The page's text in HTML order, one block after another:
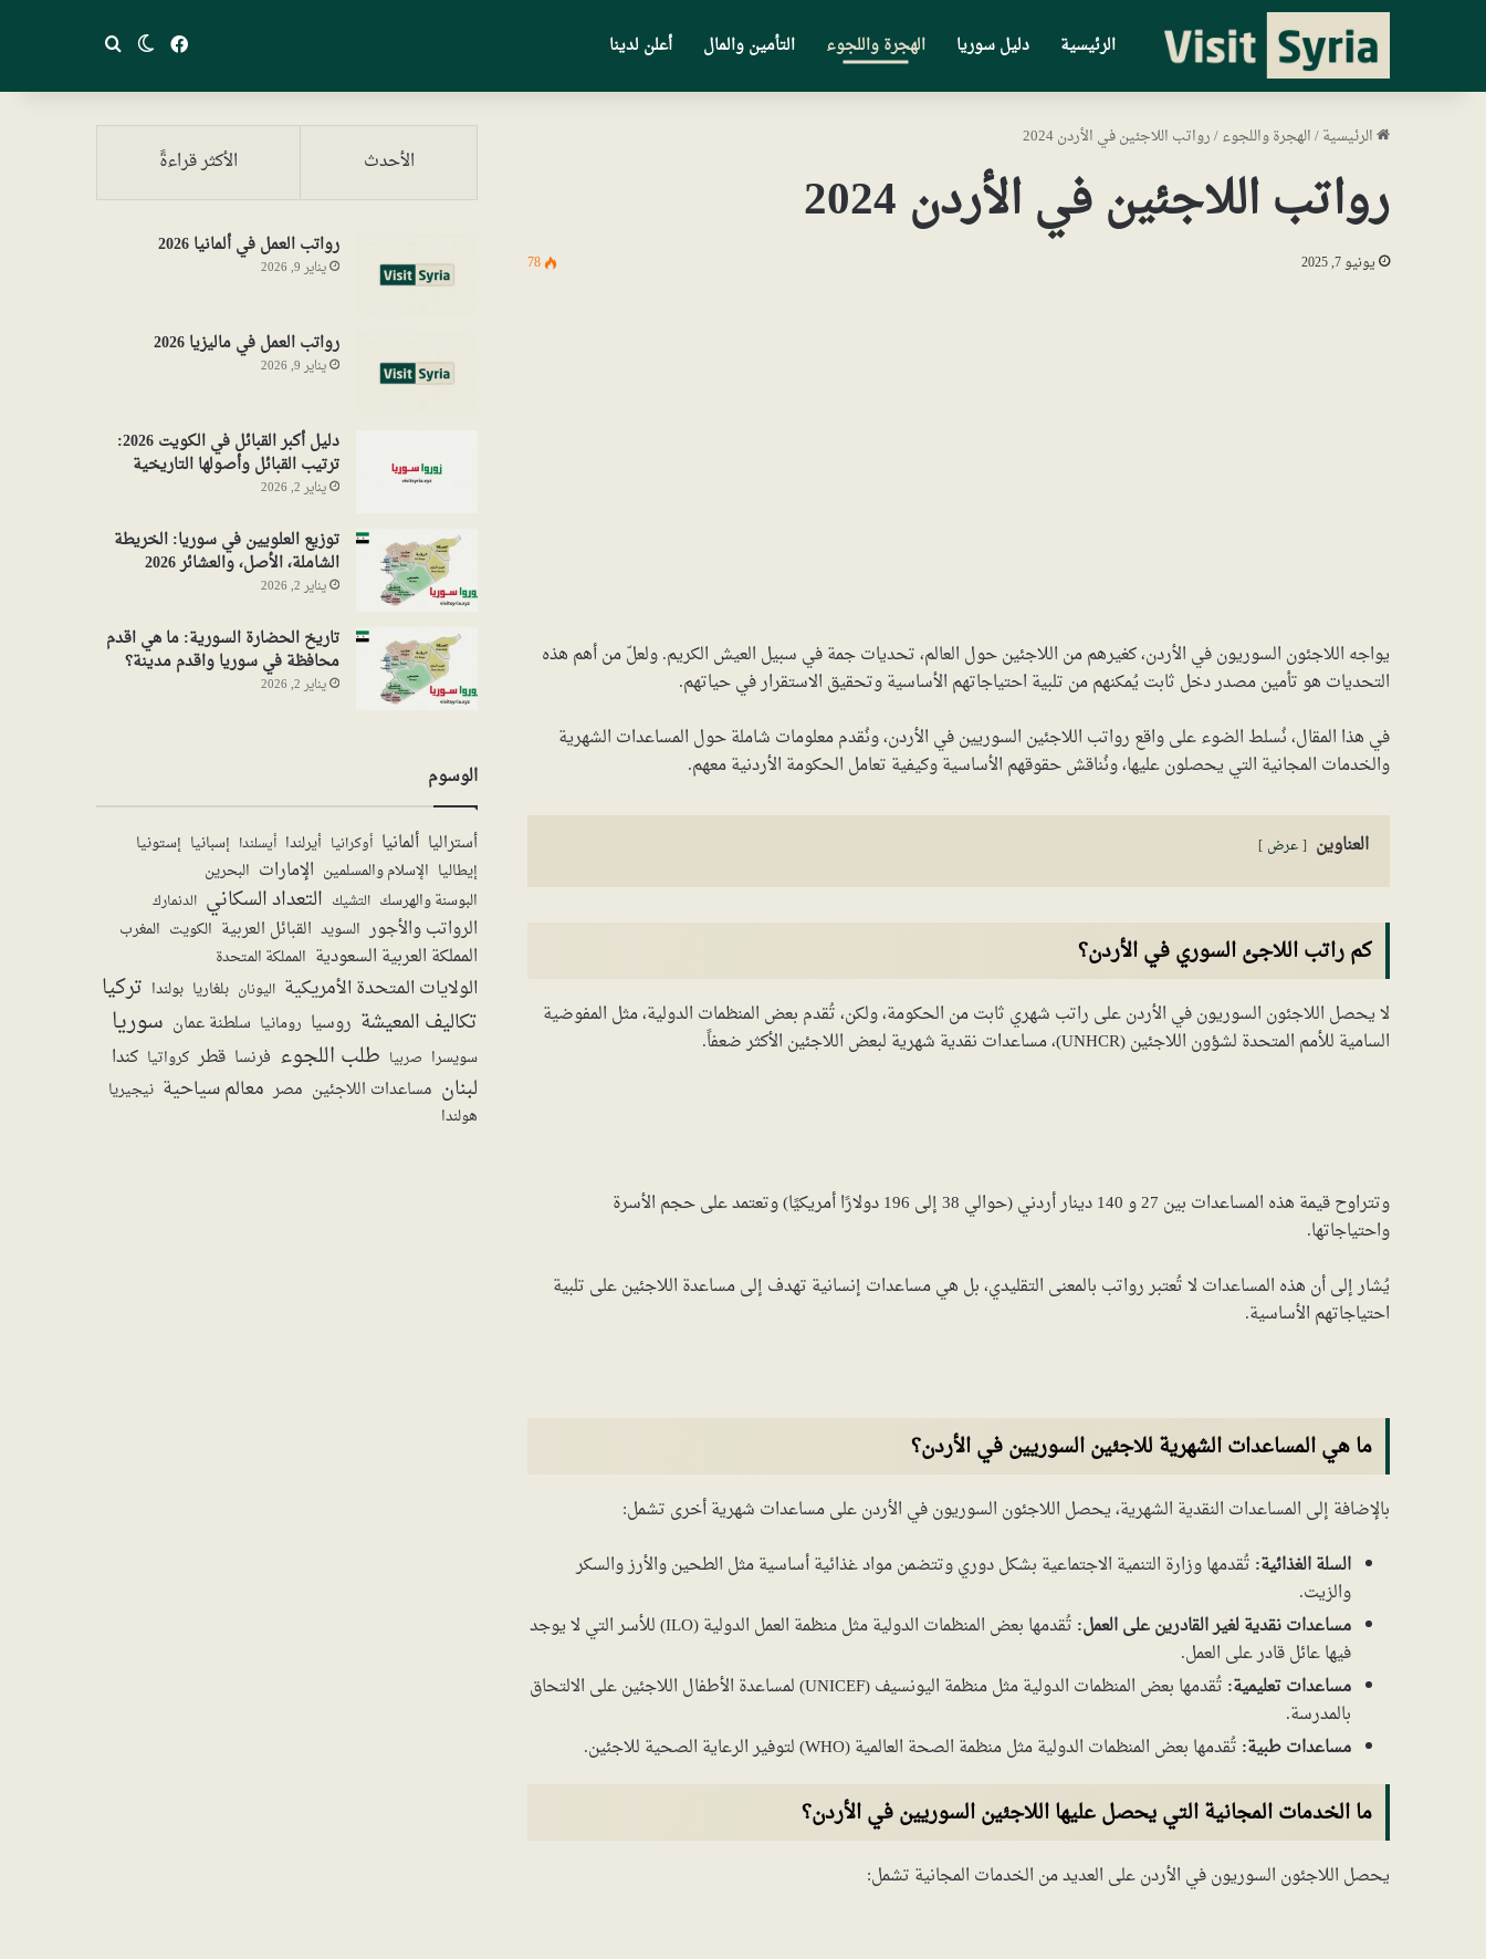
الرئيسية دليل سوريا الهجرة واللجوء التأمين والمال أعلن لدينا فيسبوكالوضع المظلم
بحث عن
الرئيسية/الهجرة واللجوء/رواتب اللاجئين في الأردن 2024
رواتب اللاجئين في الأردن 2024
يونيو 7, 2025 78
يواجه اللاجئون السوريون في الأردن، كغيرهم من اللاجئين حول العالم، تحديات جمة في سبيل العيش الكريم. ولعلّ من أهم هذه
التحديات هو تأمين مصدر دخل ثابت يُمكنهم من تلبية احتياجاتهم الأساسية وتحقيق الاستقرار في حياتهم.
في هذا المقال، نُسلط الضوء على واقع رواتب اللاجئين السوريين في الأردن، ونُقدم معلومات شاملة حول المساعدات الشهرية
والخدمات المجانية التي يحصلون عليها، ونُناقش حقوقهم الأساسية وكيفية تعامل الحكومة الأردنية معهم.
العناوين عرض
كم راتب اللاجئ السوري في الأردن؟
لا يحصل اللاجئون السوريون في الأردن على راتب شهري ثابت من الحكومة، ولكن، تُقدم بعض المنظمات الدولية، مثل المفوضية
السامية للأمم المتحدة لشؤون اللاجئين (UNHCR)، مساعدات نقدية شهرية لبعض اللاجئين الأكثر ضعفاً.
وتتراوح قيمة هذه المساعدات بين 27 و 140 دينار أردني (حوالي 38 إلى 196 دولارًا أمريكيًا) وتعتمد على حجم الأسرة
واحتياجاتها.
يُشار إلى أن هذه المساعدات لا تُعتبر رواتب بالمعنى التقليدي، بل هي مساعدات إنسانية تهدف إلى مساعدة اللاجئين على تلبية
احتياجاتهم الأساسية.
ما هي المساعدات الشهرية للاجئين السوريين في الأردن؟
بالإضافة إلى المساعدات النقدية الشهرية، يحصل اللاجئون السوريون في الأردن على مساعدات شهرية أخرى تشمل:
السلة الغذائية: تُقدمها وزارة التنمية الاجتماعية بشكل دوري وتتضمن مواد غذائية أساسية مثل الطحين والأرز والسكر
والزيت.
مساعدات نقدية لغير القادرين على العمل:
تُقدمها بعض المنظمات الدولية مثل منظمة العمل الدولية (ILO) للأسر التي لا يوجد
فيها عائل قادر على العمل.
مساعدات تعليمية:
تُقدمها بعض المنظمات الدولية مثل منظمة اليونسيف (UNICEF) لمساعدة الأطفال اللاجئين على الالتحاق
بالمدرسة.
مساعدات طبية: تُقدمها بعض المنظمات الدولية مثل منظمة الصحة العالمية (WHO) لتوفير الرعاية الصحية للاجئين.
ما الخدمات المجانية التي يحصل عليها اللاجئين السوريين في الأردن؟
يحصل اللاجئون السوريون في الأردن على العديد من الخدمات المجانية تشمل:
الأحدث الأكثر قراءةً
رواتب العمل في ألمانيا 2026
يناير 9, 2026
رواتب العمل في ماليزيا 2026
يناير 9, 2026
دليل أكبر القبائل في الكويت 2026:
ترتيب القبائل وأصولها التاريخية
يناير 2, 2026
توزيع العلويين في سوريا: الخريطة
الشاملة، الأصل، والعشائر 2026
يناير 2, 2026
تاريخ الحضارة السورية: ما هي اقدم
محافظة في سوريا واقدم مدينة؟
يناير 2, 2026
الوسوم
أستراليا ألمانيا أوكرانيا أيرلندا أيسلندا إسبانيا إستونيا
إيطاليا الإسلام والمسلمين الإمارات البحرين
البوسنة والهرسك التشيك التعداد السكاني الدنمارك
الرواتب والأجور السويد القبائل العربية الكويت المغرب
المملكة العربية السعودية المملكة المتحدة
الولايات المتحدة الأمريكية اليونان بلغاريا بولندا تركيا
تكاليف المعيشة روسيا رومانيا سلطنة عمان سوريا
سويسرا صربيا طلب اللجوء فرنسا قطر كرواتيا كندا
لبنان مساعدات اللاجئين مصر معالم سياحية نيجيريا
هولندا